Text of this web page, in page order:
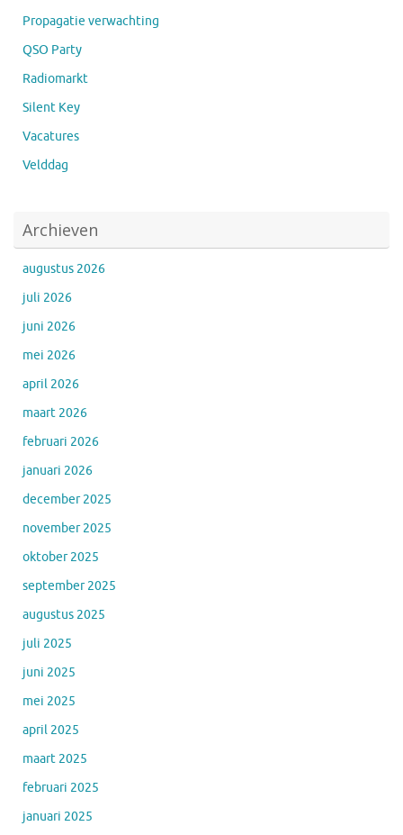
Propagatie verwachting
QSO Party
Radiomarkt
Silent Key
Vacatures
Velddag
Archieven
augustus 2026
juli 2026
juni 2026
mei 2026
april 2026
maart 2026
februari 2026
januari 2026
december 2025
november 2025
oktober 2025
september 2025
augustus 2025
juli 2025
juni 2025
mei 2025
april 2025
maart 2025
februari 2025
januari 2025